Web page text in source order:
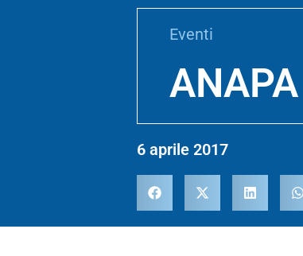
Eventi
6 aprile 2017